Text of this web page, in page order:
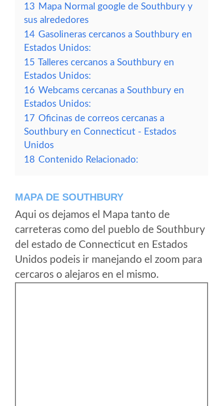
13 Mapa Normal google de Southbury y
sus alrededores
14 Gasolineras cercanos a Southbury en
Estados Unidos:
15 Talleres cercanos a Southbury en
Estados Unidos:
16 Webcams cercanas a Southbury en
Estados Unidos:
17 Oficinas de correos cercanas a
Southbury en Connecticut - Estados
Unidos
18 Contenido Relacionado:
MAPA DE SOUTHBURY
Aqui os dejamos el Mapa tanto de
carreteras como del pueblo de Southbury
del estado de Connecticut en Estados
Unidos podeis ir manejando el zoom para
cercaros o alejaros en el mismo.